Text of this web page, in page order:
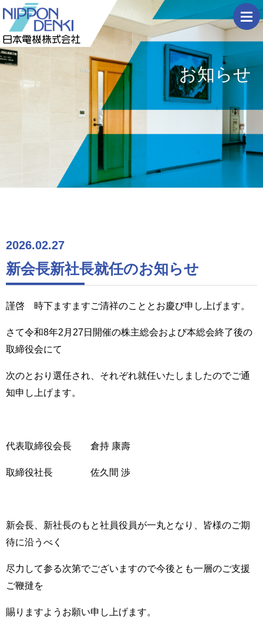
お知らせ
2026.02.27
新会長新社長就任のお知らせ
謹啓 時下ますますご清祥のこととお慶び申し上げます。
さて令和8年2月27日開催の株主総会および本総会終了後の
取締役会にて
次のとおり選任され、それぞれ就任いたしましたのでご通
知申し上げます。
代表取締役会長 倉持 康壽
取締役社長 佐久間 渉
新会長、新社長のもと社員役員が一丸となり、皆様のご期
待に沿うべく
尽力して参る次第でございますので今後とも一層のご支援
ご鞭撻を
賜りますようお願い申し上げます。